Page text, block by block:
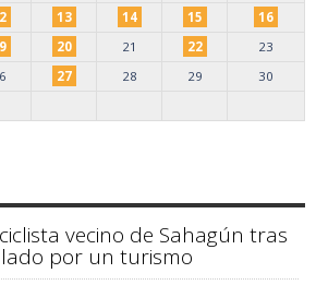
13 14 15
16
20 21 22
23
27 28 29
30
vecino de Sahagún tras
por un turismo